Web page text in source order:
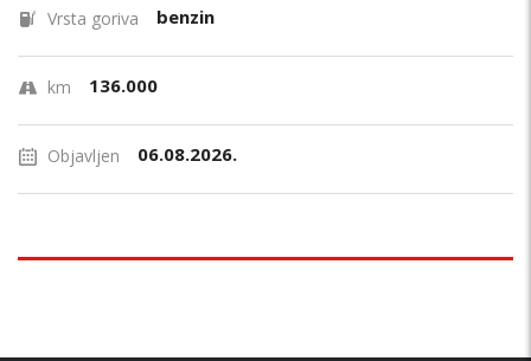
Vrsta goriva benzin
km 136.000
Objavljen 06.08.2026.